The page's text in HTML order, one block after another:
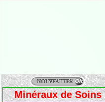
Minéraux de Soins